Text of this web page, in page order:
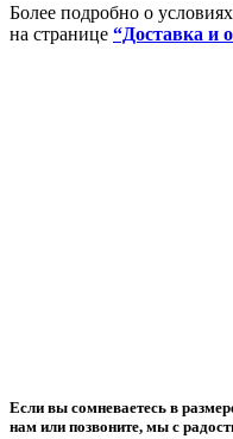
Более подробно о условиях
на странице “Доставка и
Если вы сомневаетесь в
нам или позвоните, мы с